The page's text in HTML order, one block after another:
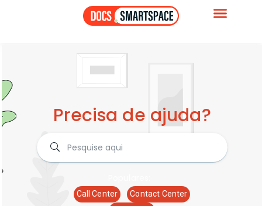
Precisa de ajuda?
Call Center
Contact Center